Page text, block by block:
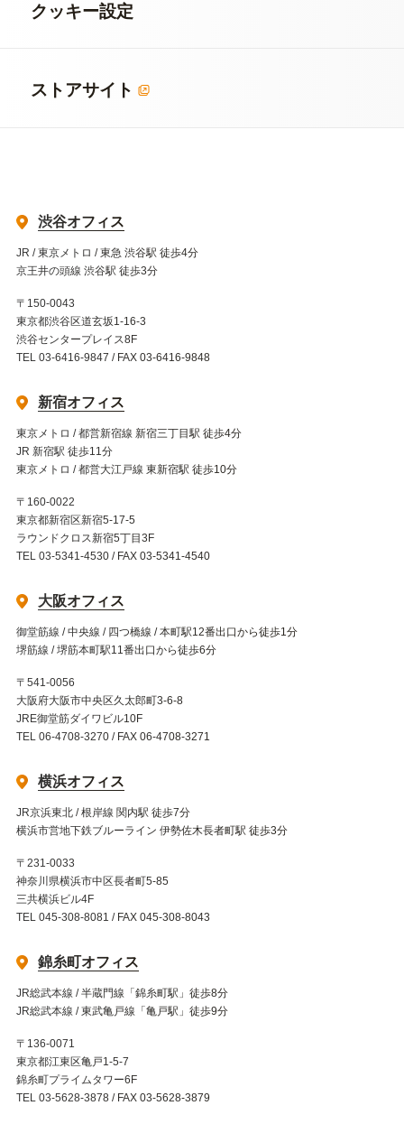
クッキー設定
ストアサイト
渋谷オフィス
JR / 東京メトロ / 東急 渋谷駅 徒歩4分
京王井の頭線 渋谷駅 徒歩3分
〒150-0043
東京都渋谷区道玄坂1-16-3
渋谷センタープレイス8F
TEL 03-6416-9847 / FAX 03-6416-9848
新宿オフィス
東京メトロ / 都営新宿線 新宿三丁目駅 徒歩4分
JR 新宿駅 徒歩11分
東京メトロ / 都営大江戸線 東新宿駅 徒歩10分
〒160-0022
東京都新宿区新宿5-17-5
ラウンドクロス新宿5丁目3F
TEL 03-5341-4530 / FAX 03-5341-4540
大阪オフィス
御堂筋線 / 中央線 / 四つ橋線 / 本町駅12番出口から徒歩1分
堺筋線 / 堺筋本町駅11番出口から徒歩6分
〒541-0056
大阪府大阪市中央区久太郎町3-6-8
JRE御堂筋ダイワビル10F
TEL 06-4708-3270 / FAX 06-4708-3271
横浜オフィス
JR京浜東北 / 根岸線 関内駅 徒歩7分
横浜市営地下鉄ブルーライン 伊勢佐木長者町駅 徒歩3分
〒231-0033
神奈川県横浜市中区長者町5-85
三共横浜ビル4F
TEL 045-308-8081 / FAX 045-308-8043
錦糸町オフィス
JR総武本線 / 半蔵門線「錦糸町駅」徒歩8分
JR総武本線 / 東武亀戸線「亀戸駅」徒歩9分
〒136-0071
東京都江東区亀戸1-5-7
錦糸町プライムタワー6F
TEL 03-5628-3878 / FAX 03-5628-3879